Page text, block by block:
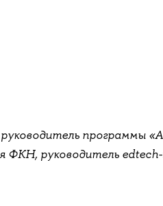
программы
ФКН, руководитель